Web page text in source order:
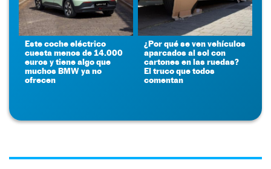
Este coche eléctrico
cuesta menos de 14.000
euros y tiene algo que
muchos BMW ya no
ofrecen
¿Por qué se ven vehículos
aparcados al sol con
cartones en las ruedas?
El truco que todos
comentan